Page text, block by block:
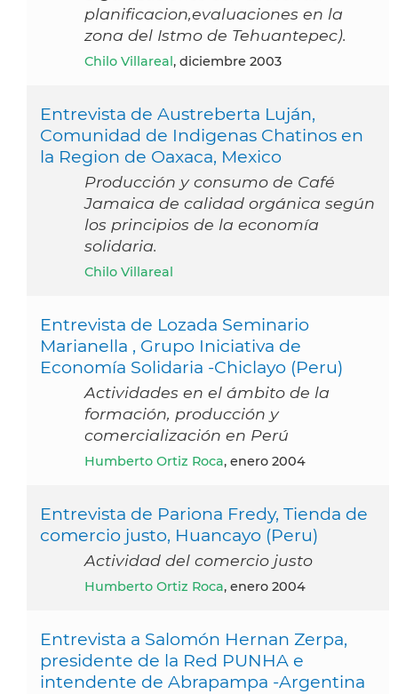
planificacion,evaluaciones en la
zona del Istmo de Tehuantepec).
Chilo Villareal, diciembre 2003
Entrevista de Austreberta Luján,
Comunidad de Indigenas Chatinos en
la Region de Oaxaca, Mexico
Producción y consumo de Café
Jamaica de calidad orgánica según
los principios de la economía
solidaria.
Chilo Villareal
Entrevista de Lozada Seminario
Marianella , Grupo Iniciativa de
Economía Solidaria -Chiclayo (Peru)
Actividades en el ámbito de la
formación, producción y
comercialización en Perú
Humberto Ortiz Roca, enero 2004
Entrevista de Pariona Fredy, Tienda de
comercio justo, Huancayo (Peru)
Actividad del comercio justo
Humberto Ortiz Roca, enero 2004
Entrevista a Salomón Hernan Zerpa,
presidente de la Red PUNHA e
intendente de Abrapampa -Argentina